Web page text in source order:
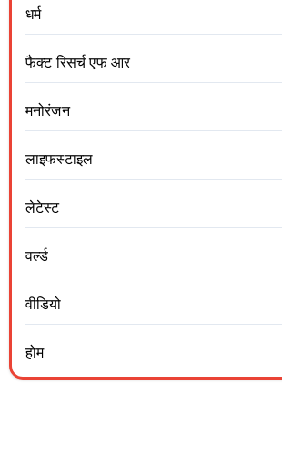
धर्म
फैक्ट रिसर्च एफ आर
मनोरंजन
लाइफस्टाइल
लेटेस्ट
वर्ल्ड
वीडियो
होम